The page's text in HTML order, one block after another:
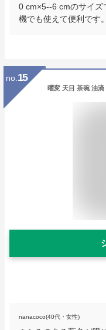
0 cm×5--6 cmのサイズ
機でも使えて便利です。
no. 15
曜変 天目 茶碗 油
nanacoco(40代・女性)